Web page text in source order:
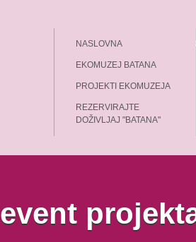
NASLOVNA
EKOMUZEJ BATANA
PROJEKTI EKOMUZEJA
REZERVIRAJTE
DOŽIVLJAJ "BATANA"